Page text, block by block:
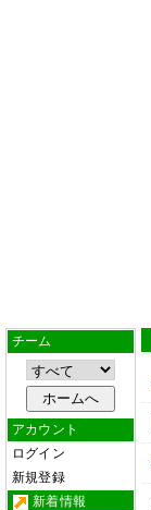
チーム
アカウント
ログイン
新規登録
新着情報